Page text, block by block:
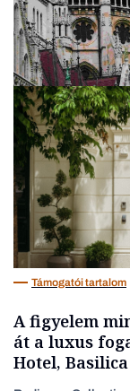
Forbes-sztori
Politika
Támogatói tartalom
A figyelem
át a luxus
Hotel,